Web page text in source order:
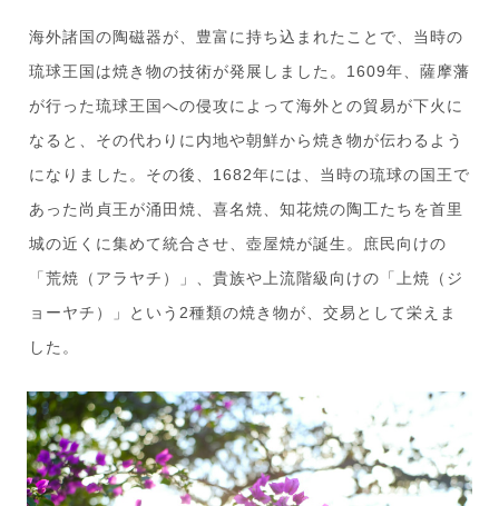
海外諸国の陶磁器が、豊富に持ち込まれたことで、当時の
琉球王国は焼き物の技術が発展しました。1609年、薩摩藩
が行った琉球王国への侵攻によって海外との貿易が下火に
なると、その代わりに内地や朝鮮から焼き物が伝わるよう
になりました。その後、1682年には、当時の琉球の国王で
あった尚貞王が涌田焼、喜名焼、知花焼の陶工たちを首里
城の近くに集めて統合させ、壺屋焼が誕生。庶民向けの
「荒焼（アラヤチ）」、貴族や上流階級向けの「上焼（ジ
ョーヤチ）」という2種類の焼き物が、交易として栄えま
した。